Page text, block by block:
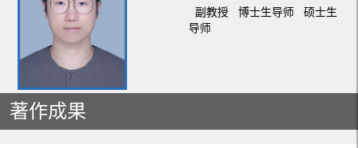
副教授 博士生导师 硕士生
导师
著作成果